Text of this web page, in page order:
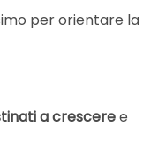
per orientare la
a cresceree